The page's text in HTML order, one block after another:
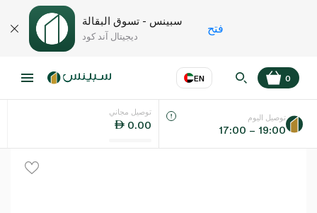
سبينس - تسوق البقالة
ديجيتال آند كود
فتح
EN
اللغة عر
0
توصيل مجاني
0.00
توصيل اليوم
17:00 – 19:00